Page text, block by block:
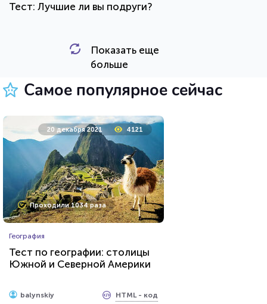
Тест: Лучшие ли вы подруги?
HTML - код
12 сентября 2020 7472
Проходили 605 раз
Тест о редких животных
Показать еще
больше
Самое популярное сейчас
20 декабря 2021 4121
Проходили 1034 раза
География
Тест по географии: столицы
Южной и Северной Америки
balynskiy HTML - код